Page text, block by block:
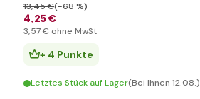
4,25 €
13,45 €(-68 %)
3,57 € ohne MwSt
+ 4 Punkte
Letztes Stück auf Lager(Bei Ihnen 12.08.)